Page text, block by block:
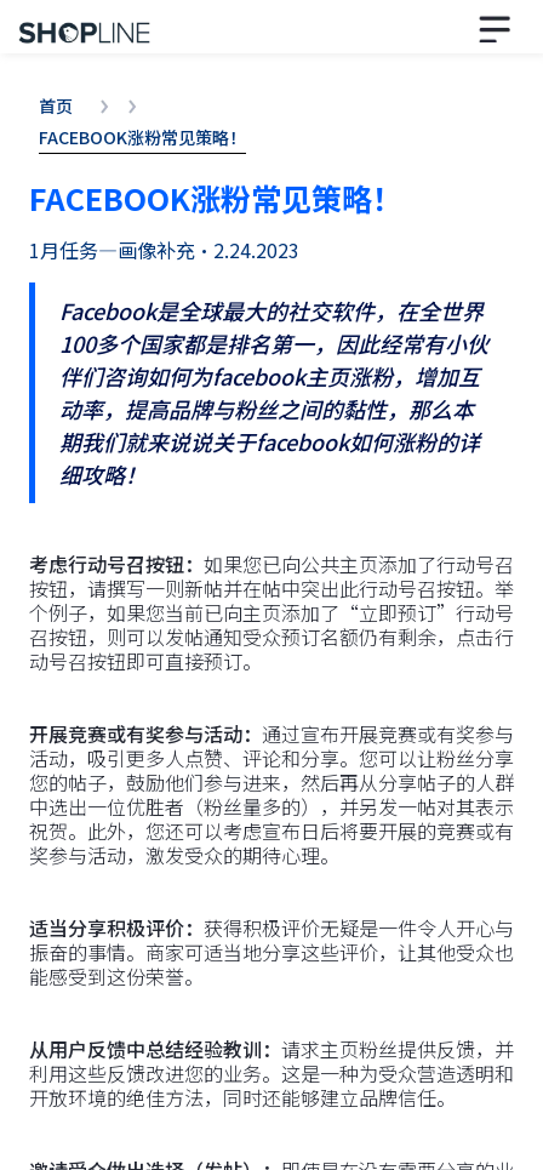
首页
FACEBOOK涨粉常见策略！
FACEBOOK涨粉常见策略！
1月任务—画像补充 • 2.24.2023
Facebook是全球最大的社交软件，在全世界
100多个国家都是排名第一，因此经常有小伙
伴们咨询如何为facebook主页涨粉，增加互
动率，提高品牌与粉丝之间的黏性，那么本
期我们就来说说关于facebook如何涨粉的详
细攻略！
考虑行动号召按钮： 如果您已向公共主页添加了行动号召
按钮，请撰写一则新帖并在帖中突出此行动号召按钮。举
个例子，如果您当前已向主页添加了“立即预订”行动号
召按钮，则可以发帖通知受众预订名额仍有剩余，点击行
动号召按钮即可直接预订。
开展竞赛或有奖参与活动： 通过宣布开展竞赛或有奖参与
活动，吸引更多人点赞、评论和分享。您可以让粉丝分享
您的帖子，鼓励他们参与进来，然后再从分享帖子的人群
中选出一位优胜者（粉丝量多的），并另发一帖对其表示
祝贺。此外，您还可以考虑宣布日后将要开展的竞赛或有
奖参与活动，激发受众的期待心理。
适当分享积极评价： 获得积极评价无疑是一件令人开心与
振奋的事情。商家可适当地分享这些评价，让其他受众也
能感受到这份荣誉。
从用户反馈中总结经验教训： 请求主页粉丝提供反馈，并
利用这些反馈改进您的业务。这是一种为受众营造透明和
开放环境的绝佳方法，同时还能够建立品牌信任。